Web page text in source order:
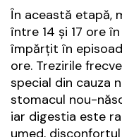
În această etapă,
între 14 și 17 ore
împărțit în
ore. Trezirile
special din cauza
stomacul nou-
iar digestia este
umed,